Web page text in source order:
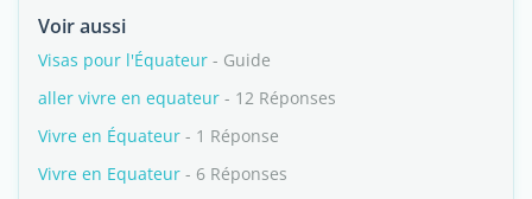
Voir aussi
Visas pour l'Équateur - Guide
aller vivre en equateur - 12 Réponses
Vivre en Équateur - 1 Réponse
Vivre en Equateur - 6 Réponses